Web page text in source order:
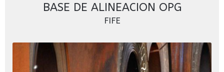
BASE DE ALINEACION OPG
FIFE